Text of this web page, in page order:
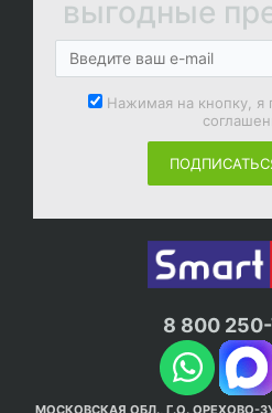
выгодные
Нажимая на кнопку, я
8 800
МОСКОВСКАЯ ОБЛ., Г.О. ОРЕХОВО-